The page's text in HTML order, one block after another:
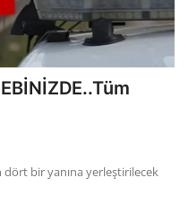
dört bir yanına yerleştirilecek